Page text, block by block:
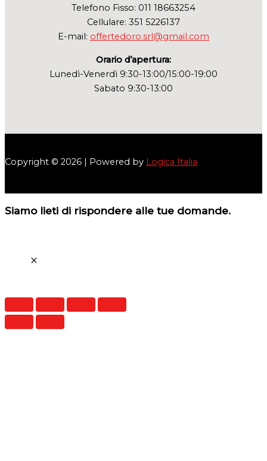
Telefono Fisso: 011 18663254
Cellulare: 351 5226137
E-mail: offertedoro.srl@gmail.com
Orario d’apertura:
Lunedì-Venerdì 9:30-13:00/15:00-19:00
Sabato 9:30-13:00
Copyright © 2026 | Powered by Logica Italia
Siamo lieti di rispondere alle tue domande.